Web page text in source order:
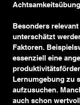
Besonders
unterschätzt
Faktoren.
essenziell eine
Lernumgebung zu
aufzusuchen.
auch schon